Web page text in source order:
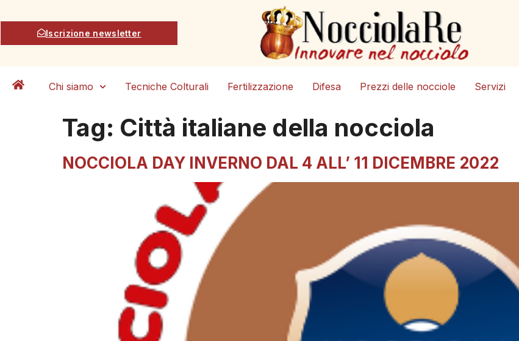
Iscrizione newsletter
Chi siamo Tecniche Colturali Fertilizzazione Difesa Prezzi delle nocciole Servizi
Tag: Città italiane della nocciola
NOCCIOLA DAY INVERNO DAL 4 ALL’ 11 DICEMBRE 2022